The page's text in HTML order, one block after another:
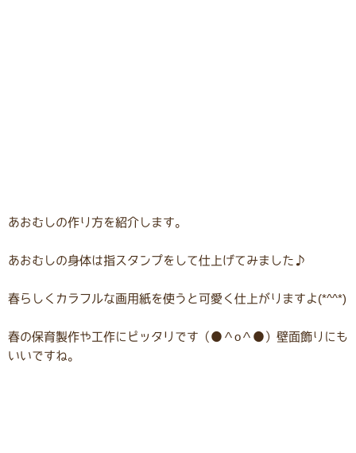
あおむしの作り方を紹介します。
あおむしの身体は指スタンプをして仕上げてみました♪
春らしくカラフルな画用紙を使うと可愛く仕上がりますよ(*^^*)
春の保育製作や工作にピッタリです（●＾o＾●）壁面飾りにも
いいですね。